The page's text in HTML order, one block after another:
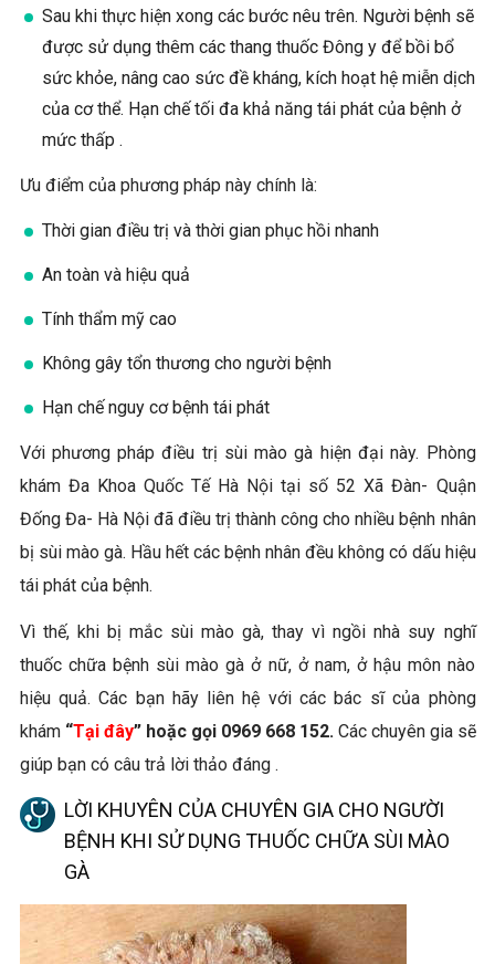
Sau khi thực hiện xong các bước nêu trên. Người bệnh sẽ
được sử dụng thêm các thang thuốc Đông y để bồi bổ
sức khỏe, nâng cao sức đề kháng, kích hoạt hệ miễn dịch
của cơ thể. Hạn chế tối đa khả năng tái phát của bệnh ở
mức thấp .
Ưu điểm của phương pháp này chính là:
Thời gian điều trị và thời gian phục hồi nhanh
An toàn và hiệu quả
Tính thẩm mỹ cao
Không gây tổn thương cho người bệnh
Hạn chế nguy cơ bệnh tái phát
Với phương pháp điều trị sùi mào gà hiện đại này. Phòng
khám Đa Khoa Quốc Tế Hà Nội tại số 52 Xã Đàn- Quận
Đống Đa- Hà Nội đã điều trị thành công cho nhiều bệnh nhân
bị sùi mào gà. Hầu hết các bệnh nhân đều không có dấu hiệu
tái phát của bệnh.
Vì thế, khi bị mắc sùi mào gà, thay vì ngồi nhà suy nghĩ
thuốc chữa bệnh sùi mào gà ở nữ, ở nam, ở hậu môn nào
hiệu quả. Các bạn hãy liên hệ với các bác sĩ của phòng
khám “Tại đây” hoặc gọi 0969 668 152. Các chuyên gia sẽ
giúp bạn có câu trả lời thảo đáng .
LỜI KHUYÊN CỦA CHUYÊN GIA CHO NGƯỜI
BỆNH KHI SỬ DỤNG THUỐC CHỮA SÙI MÀO
GÀ